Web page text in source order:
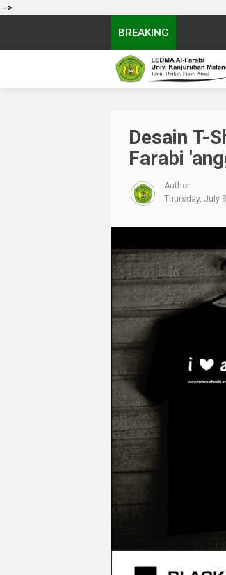
-->
BREAKING
Desain T-
Farabi
Author
Thursday, July